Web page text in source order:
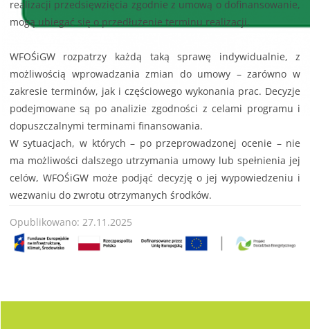
realizacji przedsięwzięcia zgodnie z umową o dofinansowanie,
mogą ubiegać się o przedłużenie terminu realizacji.
WFOŚiGW rozpatrzy każdą taką sprawę indywidualnie, z
możliwością wprowadzania zmian do umowy – zarówno w
zakresie terminów, jak i częściowego wykonania prac. Decyzje
podejmowane są po analizie zgodności z celami programu i
dopuszczalnymi terminami finansowania.
W sytuacjach, w których – po przeprowadzonej ocenie – nie
ma możliwości dalszego utrzymania umowy lub spełnienia jej
celów, WFOŚiGW może podjąć decyzję o jej wypowiedzeniu i
wezwaniu do zwrotu otrzymanych środków.
Opublikowano: 27.11.2025